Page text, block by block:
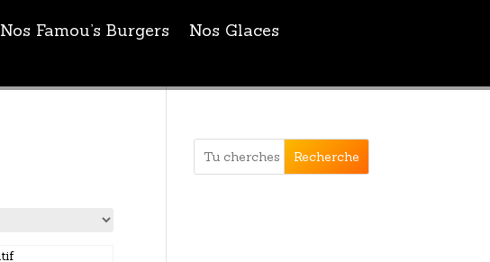
Nos Famou’s Burgers
Nos Glaces
Recherche